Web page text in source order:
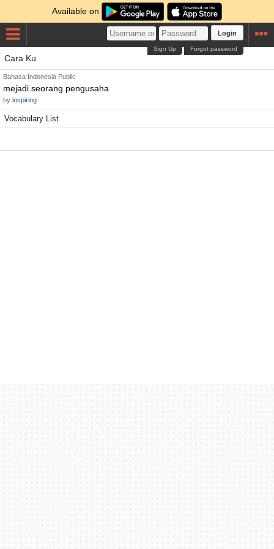
Available on
Login
Forgot password
Sign Up
Cara Ku
Bahasa Indonesia Public
mejadi seorang pengusaha
by inspiring
Vocabulary List